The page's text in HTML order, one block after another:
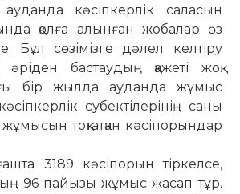
кәсіпкерлік саласын
қолға алынған жобалар өз
Бұл сөзімізге дәлел келтіру
әріден бастаудың қажеті жоқ.
бір жылда ауданда жұмыс
субектілерінің саны
тоқтатқан кәсіпорындар
3189 кәсіп­орын тіркелсе,
96 пайызы жұмыс жасап тұр.